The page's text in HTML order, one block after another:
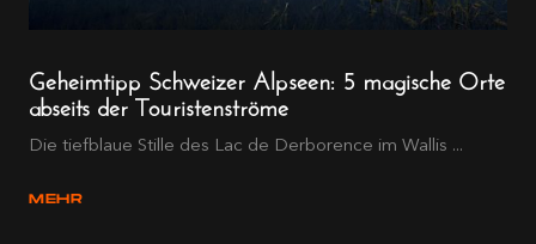
Geheimtipp Schweizer Alpseen: 5 magische Orte
abseits der Touristenströme
Die tiefblaue Stille des Lac de Derborence im Wallis ...
MEHR